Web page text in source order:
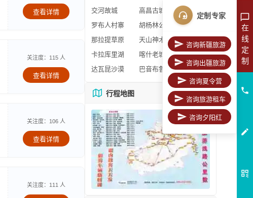
查看详情
关注度：115 人
查看详情
关注度：106 人
查看详情
关注度：111 人
交河故城
高昌古城
罗布人村寨
胡杨林公园
那拉提草原
天山神木园
卡拉库里湖
喀什老城区
达瓦昆沙漠
巴音布鲁克
行程地图
在
线
定
制
定制专家
咨询新疆旅游
咨询出疆旅游
咨询夏令营
咨询旅游租车
咨询夕阳红